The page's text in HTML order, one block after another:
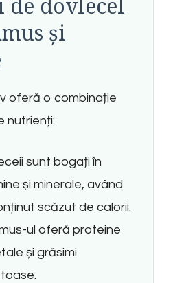
de dovlecel
și
oferă o combinație
nutrienți:
sunt bogați în
și minerale, având
scăzut de calorii.
ul oferă proteine
și grăsimi